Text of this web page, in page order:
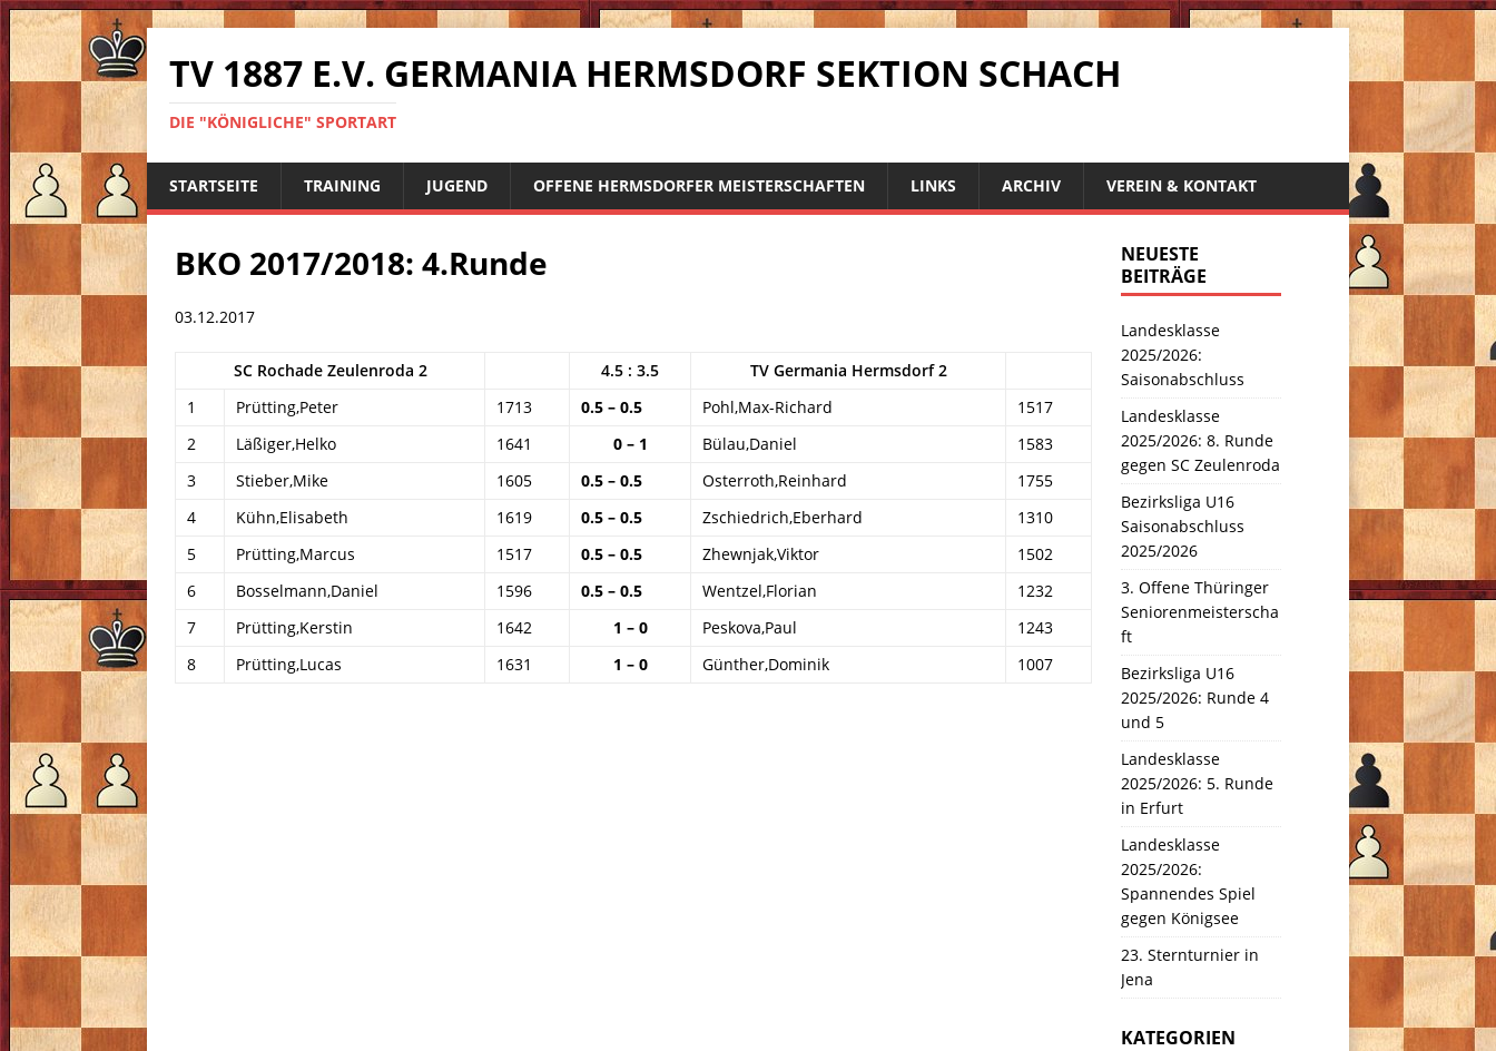
TV 1887 E.V. GERMANIA HERMSDORF SEKTION SCHACH
DIE "KÖNIGLICHE" SPORTART
STARTSEITE TRAINING JUGEND OFFENE HERMSDORFER MEISTERSCHAFTEN LINKS ARCHIV VEREIN & KONTAKT
BKO 2017/2018: 4.Runde
03.12.2017
SC Rochade Zeulenroda 2 4.5 : 3.5
TV Germania Hermsdorf 2
1
Prütting,Peter 1713 0.5 – 0.5 Pohl,Max-Richard
1517
2
Läßiger,Helko 1641 0 – 1 Bülau,Daniel
1583
3
Stieber,Mike 1605 0.5 – 0.5 Osterroth,Reinhard
1755
4
Kühn,Elisabeth 1619 0.5 – 0.5 Zschiedrich,Eberhard
1310
5
Prütting,Marcus 1517 0.5 – 0.5 Zhewnjak,Viktor
1502
6
Bosselmann,Daniel 1596 0.5 – 0.5 Wentzel,Florian
1232
7
Prütting,Kerstin 1642 1 – 0 Peskova,Paul
1243
8
Prütting,Lucas 1631 1 – 0 Günther,Dominik 1007
NEUESTE
BEITRÄGE
Landesklasse
2025/2026:
Saisonabschluss
Landesklasse
2025/2026: 8. Runde
gegen SC Zeulenroda
Bezirksliga U16
Saisonabschluss
2025/2026
3. Offene Thüringer
Seniorenmeisterscha
ft
Bezirksliga U16
2025/2026: Runde 4
und 5
Landesklasse
2025/2026: 5. Runde
in Erfurt
Landesklasse
2025/2026:
Spannendes Spiel
gegen Königsee
23. Sternturnier in
Jena
KATEGORIEN